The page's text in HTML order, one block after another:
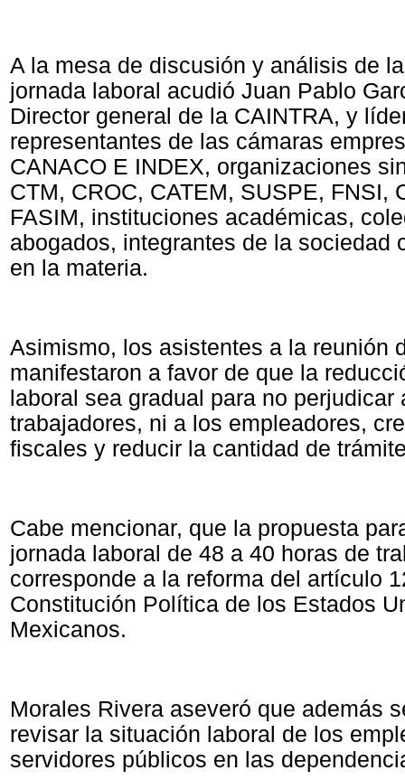
A la mesa de discusión y análisis de
jornada laboral acudió Juan Pablo
Director general de la CAINTRA, y
representantes de las cámaras
CANACO E INDEX, organizaciones
CTM, CROC, CATEM, SUSPE, FNSI,
FASIM, instituciones académicas,
abogados, integrantes de la sociedad
en la materia.
Asimismo, los asistentes a la reunión
manifestaron a favor de que la
laboral sea gradual para no perjudicar
trabajadores, ni a los empleadores,
fiscales y reducir la cantidad de
Cabe mencionar, que la propuesta
jornada laboral de 48 a 40 horas de
corresponde a la reforma del artículo
Constitución Política de los Estados
Mexicanos.
Morales Rivera aseveró que además
revisar la situación laboral de los
servidores públicos en las